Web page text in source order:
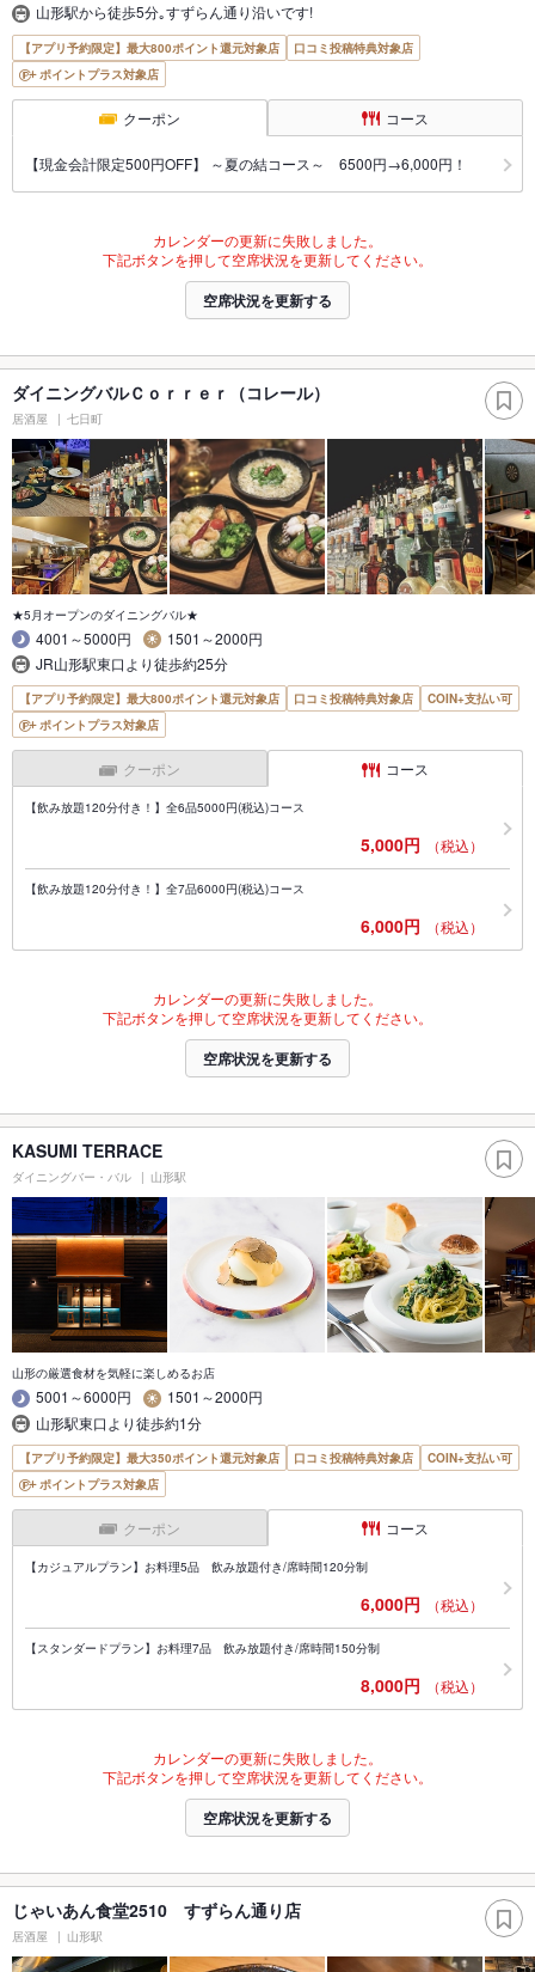
山形駅から徒歩5分｡すずらん通り沿いです!
【アプリ予約限定】最大800ポイント還元対象店
口コミ投稿特典対象店
ポイントプラス対象店
クーポン コース
【現金会計限定500円OFF】 ～夏の結コース～ 6500円→6,000円！
カレンダーの更新に失敗しました。
下記ボタンを押して空席状況を更新してください。
空席状況を更新する
ダイニングバルＣｏｒｒｅｒ（コレール）
居酒屋 七日町
★5月オープンのダイニングバル★
4001～5000円
1501～2000円
JR山形駅東口より徒歩約25分
【アプリ予約限定】最大800ポイント還元対象店 口コミ投稿特典対象店
COIN+支払い可
ポイントプラス対象店
クーポン コース
【飲み放題120分付き！】全6品5000円(税込)コース
5,000円 （税込）
【飲み放題120分付き！】全7品6000円(税込)コース
6,000円 （税込）
カレンダーの更新に失敗しました。
下記ボタンを押して空席状況を更新してください。
空席状況を更新する
KASUMI TERRACE
ダイニングバー・バル 山形駅
山形の厳選食材を気軽に楽しめるお店
5001～6000円
1501～2000円
山形駅東口より徒歩約1分
【アプリ予約限定】最大350ポイント還元対象店 口コミ投稿特典対象店
COIN+支払い可
ポイントプラス対象店
クーポン コース
【カジュアルプラン】お料理5品 飲み放題付き/席時間120分制
6,000円 （税込）
【スタンダードプラン】お料理7品 飲み放題付き/席時間150分制
8,000円 （税込）
カレンダーの更新に失敗しました。
下記ボタンを押して空席状況を更新してください。
空席状況を更新する
じゃいあん食堂2510 すずらん通り店
居酒屋 山形駅